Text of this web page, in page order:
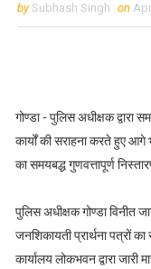
by Subhash Singh on
गोण्डा - पुलिस अधीक्षक द्वारा
कार्यों की सराहना करते हुए
का समयबद्ध गुणवत्तापूर्ण
पुलिस अधीक्षक गोण्डा विनीत
जनशिकायती प्रार्थना पत्रों
कार्यालय लोकभवन द्वारा जारी